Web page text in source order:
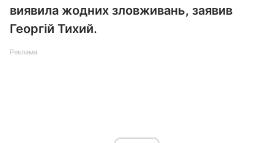
виявила жодних зловживань, заявив
Георгій Тихий.
Реклама